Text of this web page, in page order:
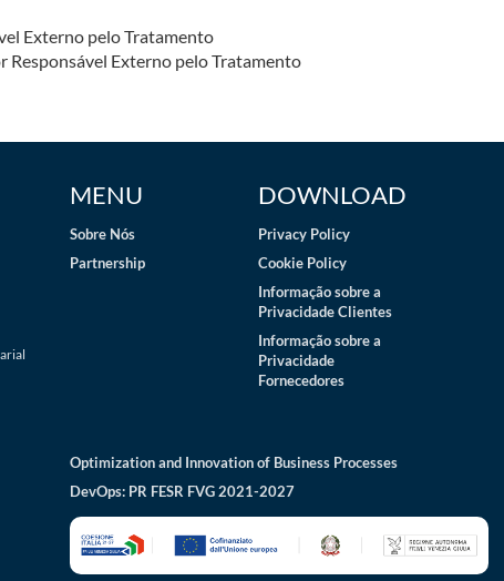
Externo pelo Tratamento
Responsável Externo pelo Tratamento
MENU
Sobre Nós
Partnership
Optimization and Innovation of Business Processes
DevOps: PR FESR FVG 2021-2027
DOWNLOAD
Privacy Policy
Cookie Policy
Informação sobre a
Privacidade Clientes
Informação sobre a
Privacidade
Fornecedores